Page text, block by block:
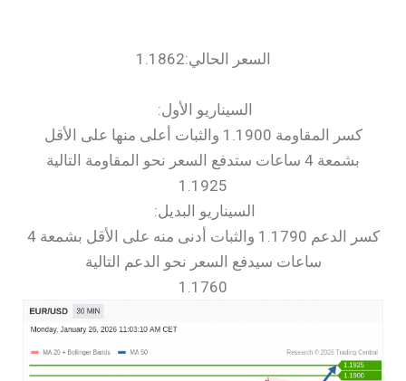
السعر الحالي:1.1862
السيناريو الأول:
كسر المقاومة 1.1900 والثبات أعلى منها على الأقل
بشمعة 4 ساعات ستدفع السعر نحو المقاومة التالية
1.1925
السيناريو البديل:
كسر الدعم 1.1790 والثبات أدنى منه على الأقل بشمعة 4
ساعات سيدفع السعر نحو الدعم التالية
1.1760